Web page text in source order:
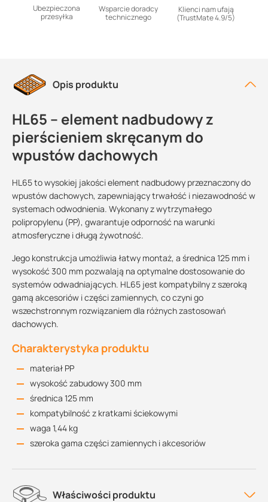
Ubezpieczona
przesyłka
Wsparcie doradcy
technicznego
Klienci nam ufają
(TrustMate 4.9/5)
Opis produktu
HL65 – element nadbudowy z
pierścieniem skręcanym do
wpustów dachowych
HL65 to wysokiej jakości element nadbudowy przeznaczony do
wpustów dachowych, zapewniający trwałość i niezawodność w
systemach odwodnienia. Wykonany z wytrzymałego
polipropylenu (PP), gwarantuje odporność na warunki
atmosferyczne i długą żywotność.
Jego konstrukcja umożliwia łatwy montaż, a średnica 125 mm i
wysokość 300 mm pozwalają na optymalne dostosowanie do
systemów odwadniających. HL65 jest kompatybilny z szeroką
gamą akcesoriów i części zamiennych, co czyni go
wszechstronnym rozwiązaniem dla różnych zastosowań
dachowych.
Charakterystyka produktu
materiał PP
wysokość zabudowy 300 mm
średnica 125 mm
kompatybilność z kratkami ściekowymi
waga 1,44 kg
szeroka gama części zamiennych i akcesoriów
Właściwości produktu